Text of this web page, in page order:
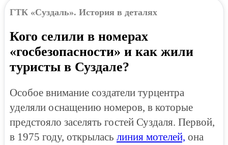
ГТК «Суздаль». История в деталях
Кого селили в номерах
«госбезопасности» и как жили
туристы в Суздале?
Особое внимание создатели турцентра
уделяли оснащению номеров, в которые
предстояло заселять гостей Суздаля. Первой,
в 1975 году, открылась линия мотелей, она